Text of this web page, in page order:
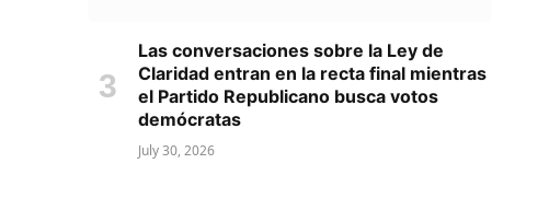
Las conversaciones sobre la Ley de
Claridad entran en la recta final mientras
el Partido Republicano busca votos
demócratas
July 30, 2026